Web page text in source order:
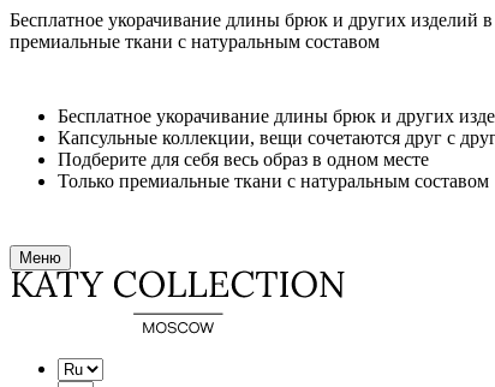
Бесплатное укорачивание длины брюк и других
премиальные ткани с натуральным составом
Бесплатное укорачивание длины брюк и других
Капсульные коллекции, вещи сочетаются друг с
Подберите для себя весь образ в одном месте
Только премиальные ткани с натуральным составом
Меню